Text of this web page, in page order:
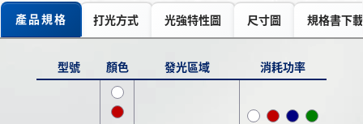
產品規格 打光方式 光強特性圖 尺寸圖 規格書下載
型號 顏色 發光區域 消耗功率